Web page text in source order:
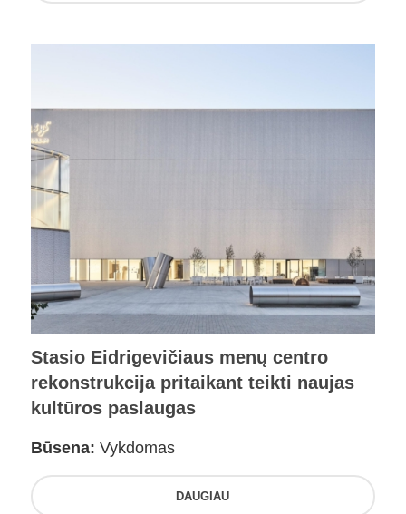
Stasio Eidrigevičiaus menų centro
rekonstrukcija pritaikant teikti naujas
kultūros paslaugas
Būsena: Vykdomas
DAUGIAU